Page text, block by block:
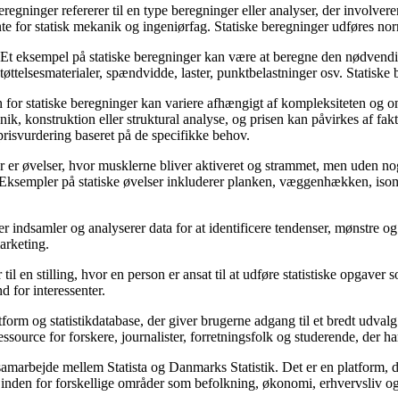
refererer til en type beregninger eller analyser, der
for statisk mekanik og ingeniørfag. Statiske beregninger udføres
eksempel på statiske beregninger kan være at beregne den
spændvidde, laster, punktbelastninger osv.
for statiske beregninger kan variere afhængigt af kompleksiteten
konstruktion eller struktural analyse, og prisen kan påvirkes af
baseret på de specifikke behov.
er øvelser, hvor musklerne bliver aktiveret og strammet, men
på statiske øvelser inkluderer planken, væggenhækken,
indsamler og analyserer data for at identificere tendenser,
til en stilling, hvor en person er ansat til at udføre statistiske
for interessenter.
og statistikdatabase, der giver brugerne adgang til et bredt
for forskere, journalister, forretningsfolk og studerende, der
mellem Statista og Danmarks Statistik. Det er en
for forskellige områder som befolkning, økonomi, erhvervsliv